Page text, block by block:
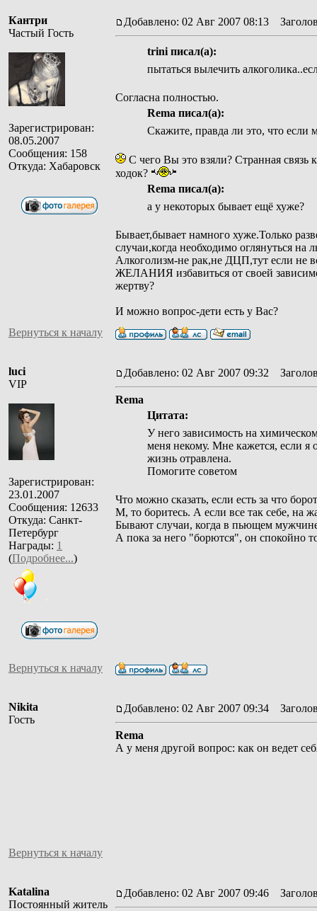
Кантри
Частый Гость
Зарегистрирован:
08.05.2007
Сообщения: 158
Откуда: Хабаровск
Добавлено: 02 Авг 2007 08:13
trini писал(а):
пытаться вылечить
Согласна полностью.
Rema писал(а):
Скажите, правда ли это, что если
С чего Вы это взяли? Странная связь
ходок?
Rema писал(а):
а у некоторых бывает ещё хуже?
Бывает,бывает намного хуже.Только
случаи,когда необходимо оглянуться
Алкоголизм-не рак,не ДЦП,тут если не
ЖЕЛАНИЯ избавиться от своей
жертву?
И можно вопрос-дети есть у Вас?
Вернуться к началу
luci
VIP
Зарегистрирован:
23.01.2007
Сообщения: 12633
Откуда: Санкт-
Петербург
Награды: 1
(Подробнее...)
Добавлено: 02 Авг 2007 09:32
Rema
Цитата:
У него зависимость на
меня некому. Мне кажется, если я
жизнь отравлена.
Помогите советом
Что можно сказать, если есть за что
М, то боритесь. А если все так себе, на
Бывают случаи, когда в пьющем мужчине
А пока за него "борются", он спокойно
Вернуться к началу
Nikita
Гость
Добавлено: 02 Авг 2007 09:34
Rema
А у меня другой вопрос: как он ведет
Вернуться к началу
Katalina
Постоянный житель
Добавлено: 02 Авг 2007 09:46